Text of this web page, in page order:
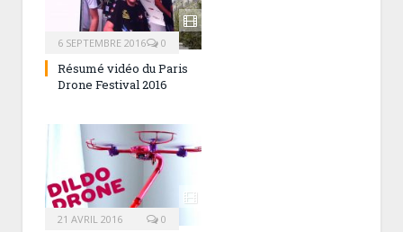
6 SEPTEMBRE 2016 0
Résumé vidéo du Paris
Drone Festival 2016
21 AVRIL 2016 0